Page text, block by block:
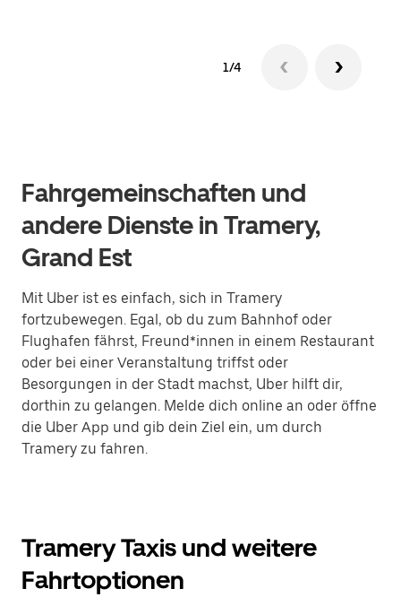
1/4
Fahrgemeinschaften und
andere Dienste in Tramery,
Grand Est
Mit Uber ist es einfach, sich in Tramery
fortzubewegen. Egal, ob du zum Bahnhof oder
Flughafen fährst, Freund*innen in einem Restaurant
oder bei einer Veranstaltung triffst oder
Besorgungen in der Stadt machst, Uber hilft dir,
dorthin zu gelangen. Melde dich online an oder öffne
die Uber App und gib dein Ziel ein, um durch
Tramery zu fahren.
Tramery Taxis und weitere
Fahrtoptionen